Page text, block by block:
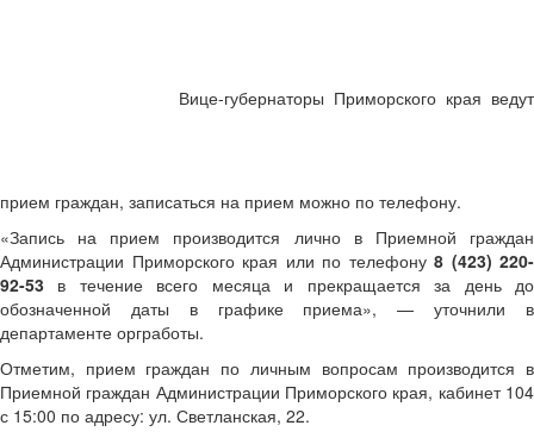
Вице-губернаторы Приморского края ведут
прием граждан, записаться на прием можно по телефону.
«Запись на прием производится лично в Приемной граждан
Администрации Приморского края или по телефону 8 (423) 220-
92-53 в течение всего месяца и прекращается за день до
обозначенной даты в графике приема», — уточнили в
департаменте оргработы.
Отметим, прием граждан по личным вопросам производится в
Приемной граждан Администрации Приморского края, кабинет 104
с 15:00 по адресу: ул. Светланская, 22.